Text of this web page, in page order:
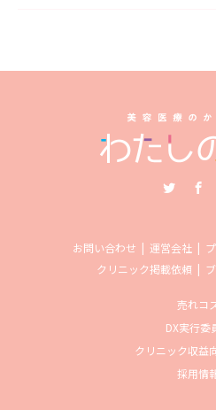
お問い合わせ 運営会社
クリニック掲載依頼
売れコ
DX実行委
クリニック収益
採用情